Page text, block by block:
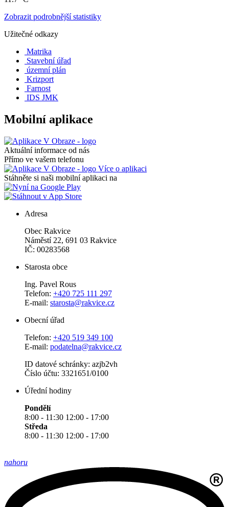
Zobrazit podrobnější statistiky
Užitečné odkazy
Matrika
Stavební úřad
územní plán
Krizport
Farnost
IDS JMK
Mobilní aplikace
Aktuální informace od nás
Přímo ve vašem telefonu
Více o aplikaci
Stáhněte si naši mobilní aplikaci na
Adresa
Obec Rakvice
Náměstí 22, 691 03 Rakvice
IČ: 00283568
Starosta obce
Ing. Pavel Rous
Telefon: +420 725 111 297
E-mail: starosta@rakvice.cz
Obecní úřad
Telefon: +420 519 349 100
E-mail: podatelna@rakvice.cz
ID datové schránky: azjb2vh
Číslo účtu: 3321651/0100
Úřední hodiny
Pondělí
8:00 - 11:30 12:00 - 17:00
Středa
8:00 - 11:30 12:00 - 17:00
nahoru